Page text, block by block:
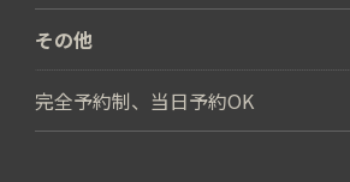
その他
完全予約制、当日予約OK